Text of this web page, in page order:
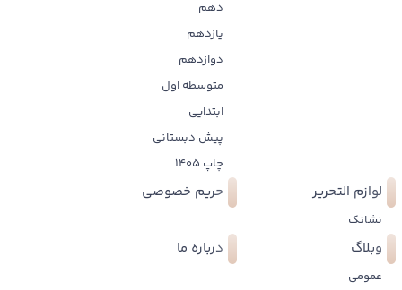
دهم
یازدهم
دوازدهم
متوسطه اول
ابتدایی
پیش دبستانی
چاپ 1405
لوازم التحریر
نشانک
حریم خصوصی
وبلاگ
عمومی
درباره ما